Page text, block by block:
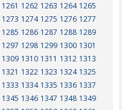
1261 1262 1263 1264 1265
1273 1274 1275 1276 1277
1285 1286 1287 1288 1289
1297 1298 1299 1300 1301
1309 1310 1311 1312 1313
1321 1322 1323 1324 1325
1333 1334 1335 1336 1337
1345 1346 1347 1348 1349